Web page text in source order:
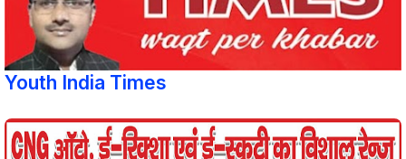
Youth India Times